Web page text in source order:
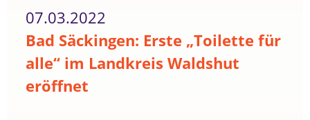
07.03.2022
Bad Säckingen: Erste „Toilette für
alle“ im Landkreis Waldshut
eröffnet